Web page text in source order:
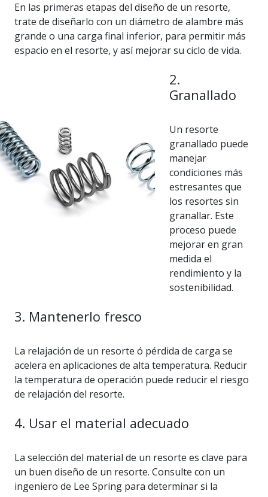
En las primeras etapas del diseño de un resorte,
trate de diseñarlo con un diámetro de alambre más
grande o una carga final inferior, para permitir más
espacio en el resorte, y así mejorar su ciclo de vida.
2.
Granallado
Un resorte
granallado puede
manejar
condiciones más
estresantes que
los resortes sin
granallar. Este
proceso puede
mejorar en gran
medida el
rendimiento y la
sostenibilidad.
3. Mantenerlo fresco
La relajación de un resorte ó pérdida de carga se
acelera en aplicaciones de alta temperatura. Reducir
la temperatura de operación puede reducir el riesgo
de relajación del resorte.
4. Usar el material adecuado
La selección del material de un resorte es clave para
un buen diseño de un resorte. Consulte con un
ingeniero de Lee Spring para determinar si la